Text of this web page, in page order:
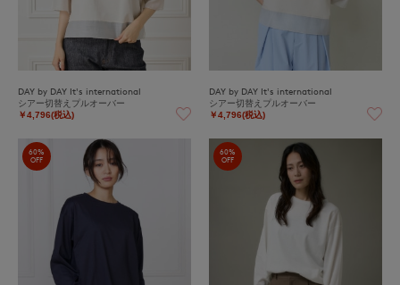
DAY by DAY It's international
シアー切替えプルオーバー
￥4,796(税込)
DAY by DAY It's international
シアー切替えプルオーバー
￥4,796(税込)
60%
OFF
60%
OFF